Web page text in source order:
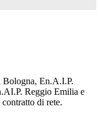
Bologna, En.A.I.P.
Reggio Emilia e
di rete.